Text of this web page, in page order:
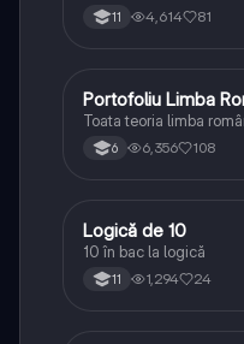
11 4,614 81
Limba și literatura
Portofoliu Limba
Toata teoria limba
6 6,356 108
Logică
Logică de 10
10 în bac la logică
11 1,294 24